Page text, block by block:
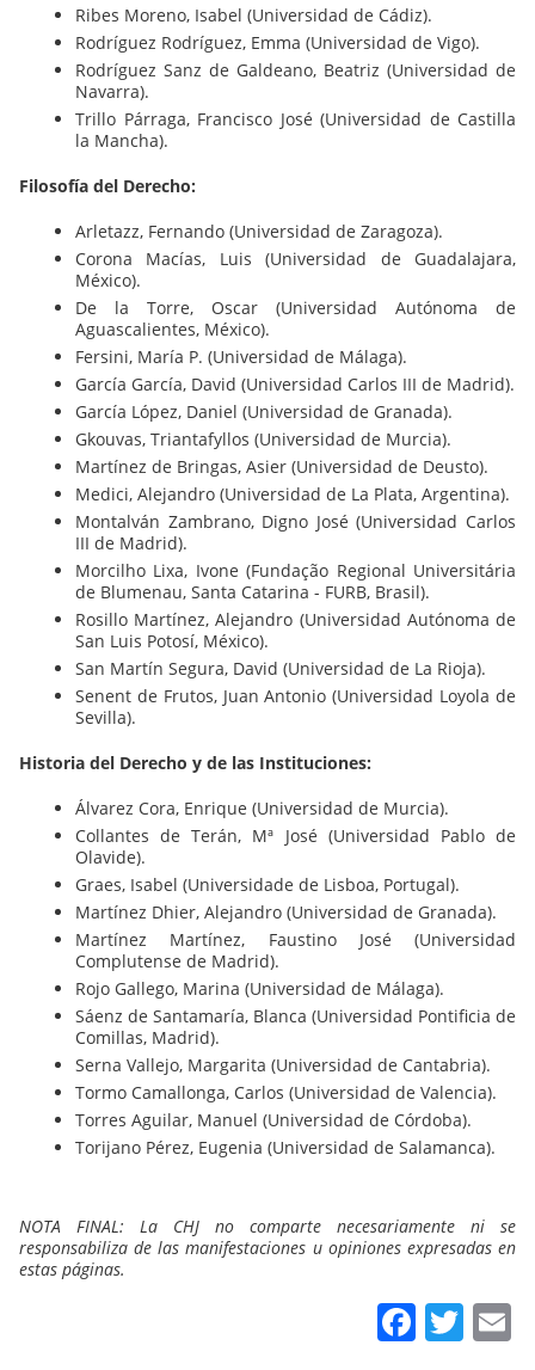
Ribes Moreno, Isabel (Universidad de Cádiz).
Rodríguez Rodríguez, Emma (Universidad de Vigo).
Rodríguez Sanz de Galdeano, Beatriz (Universidad de
Navarra).
Trillo Párraga, Francisco José (Universidad de Castilla
la Mancha).
Filosofía del Derecho:
Arletazz, Fernando (Universidad de Zaragoza).
Corona Macías, Luis (Universidad de Guadalajara,
México).
De la Torre, Oscar (Universidad Autónoma de
Aguascalientes, México).
Fersini, María P. (Universidad de Málaga).
García García, David (Universidad Carlos III de Madrid).
García López, Daniel (Universidad de Granada).
Gkouvas, Triantafyllos (Universidad de Murcia).
Martínez de Bringas, Asier (Universidad de Deusto).
Medici, Alejandro (Universidad de La Plata, Argentina).
Montalván Zambrano, Digno José (Universidad Carlos
III de Madrid).
Morcilho Lixa, Ivone (Fundação Regional Universitária
de Blumenau, Santa Catarina - FURB, Brasil).
Rosillo Martínez, Alejandro (Universidad Autónoma de
San Luis Potosí, México).
San Martín Segura, David (Universidad de La Rioja).
Senent de Frutos, Juan Antonio (Universidad Loyola de
Sevilla).
Historia del Derecho y de las Instituciones:
Álvarez Cora, Enrique (Universidad de Murcia).
Collantes de Terán, Mª José (Universidad Pablo de
Olavide).
Graes, Isabel (Universidade de Lisboa, Portugal).
Martínez Dhier, Alejandro (Universidad de Granada).
Martínez Martínez, Faustino José (Universidad
Complutense de Madrid).
Rojo Gallego, Marina (Universidad de Málaga).
Sáenz de Santamaría, Blanca (Universidad Pontificia de
Comillas, Madrid).
Serna Vallejo, Margarita (Universidad de Cantabria).
Tormo Camallonga, Carlos (Universidad de Valencia).
Torres Aguilar, Manuel (Universidad de Córdoba).
Torijano Pérez, Eugenia (Universidad de Salamanca).
NOTA FINAL: La CHJ no comparte necesariamente ni se
responsabiliza de las manifestaciones u opiniones expresadas en
estas páginas.